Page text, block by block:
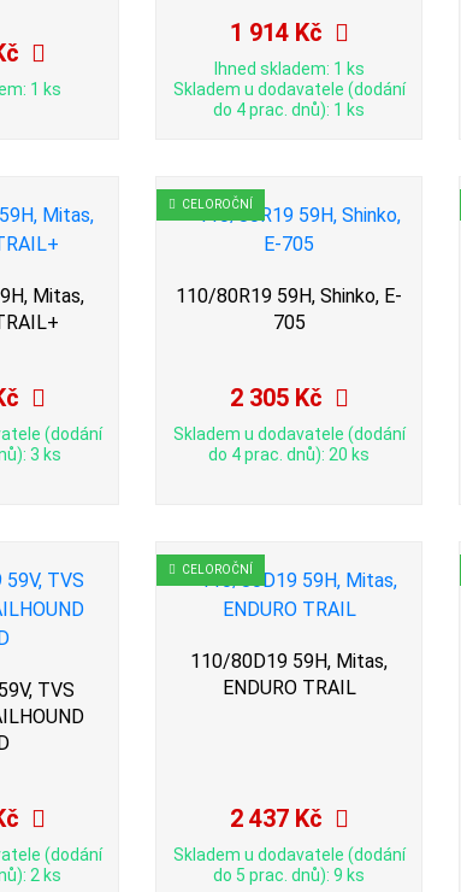
1 ks
1 914 Kč
Ihned skladem: 1 ks
Skladem u dodavatele (dodání
do 4 prac. dnů): 1 ks
Mitas,
(dodání
3 ks
CELOROČNÍ
110/80R19 59H, Shinko, E-
705
2 305 Kč
Skladem u dodavatele (dodání
do 4 prac. dnů): 20 ks
TVS
(dodání
2 ks
CELOROČNÍ
110/80D19 59H, Mitas,
ENDURO TRAIL
2 437 Kč
Skladem u dodavatele (dodání
do 5 prac. dnů): 9 ks